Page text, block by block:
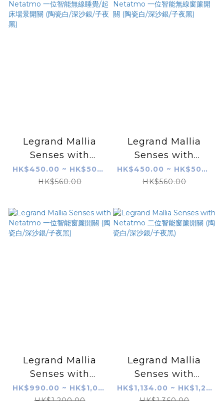
Legrand Mallia
Senses with
Netatmo 一位智能無
線睡覺/起床場景開關
黑)
HK$450.00 ~ HK$504.00
HK$560.00
Legrand Mallia
Senses with
Netatmo 一位智能無
線窗簾開關 (陶瓷白/
HK$450.00 ~ HK$504.00
HK$560.00
Legrand Mallia
Senses with
Netatmo 一位智能窗
HK$990.00 ~ HK$1,080.00
Legrand Mallia
Senses with
Netatmo 二位智能窗
HK$1,134.00 ~ HK$1,224.00